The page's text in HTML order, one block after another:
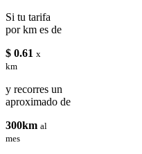
Si tu tarifa
por km es de
$ 0.61 x
km
y recorres un
aproximado de
300km al
mes